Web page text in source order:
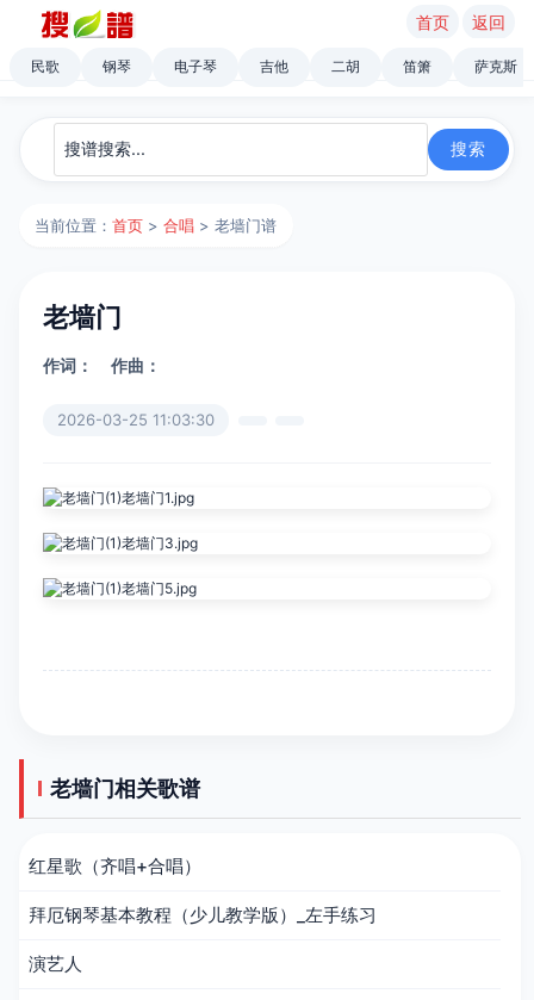
首页 返回
民歌 钢琴 电子琴 吉他 二胡 笛箫 萨克斯
当前位置：首页 >合唱 > 老墙门谱
老墙门
作词： 作曲：
2026-03-25 11:03:30
老墙门相关歌谱
红星歌（齐唱+合唱）
拜厄钢琴基本教程（少儿教学版）_左手练习
演艺人